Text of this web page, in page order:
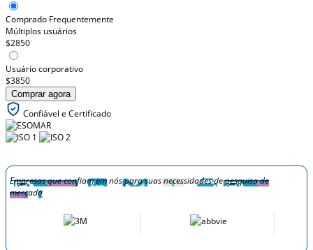
Comprado Frequentemente
Múltiplos usuários
$2850
Usuário corporativo
$3850
Comprar agora
Confiável e Certificado
Empresas que confiam em nós para suas necessidades de pesquisa de
mercado